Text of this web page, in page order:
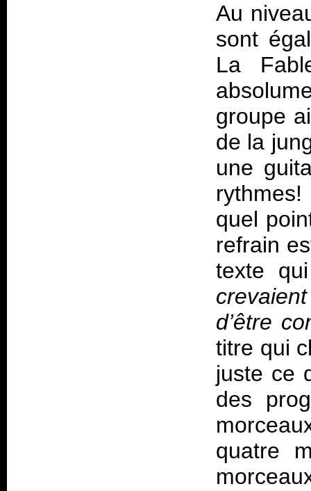
Au
sont
La
groupe
de la
une
quel
refrain
texte
d’être
titre qui
juste ce
des
quatre